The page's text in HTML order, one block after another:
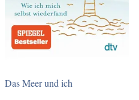
Das Meer und ich